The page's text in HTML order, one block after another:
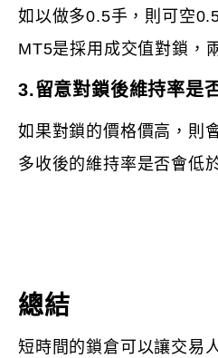
如以做多0.5手，則可空
MT5是採用成交值對鎖，
3.留意對鎖後維持率是
如果對鎖的價格價高，則
多收後的維持率是否會低
總結
短時間的鎖倉可以讓交易